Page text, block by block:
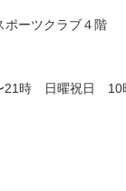
ポーツクラブ４階
21時 日曜祝日 10